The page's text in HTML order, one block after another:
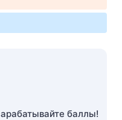
баллы!